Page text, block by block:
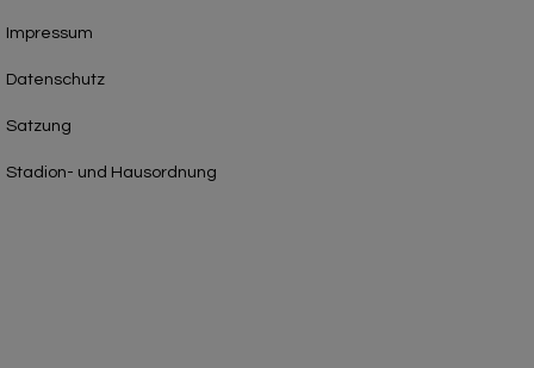
Impressum
Datenschutz
Satzung
Stadion- und Hausordnung